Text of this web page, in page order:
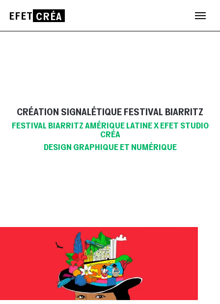
CRÉATION SIGNALÉTIQUE FESTIVAL BIARRITZ
FESTIVAL BIARRITZ AMÉRIQUE LATINE X EFET STUDIO
CRÉA
DESIGN GRAPHIQUE ET NUMÉRIQUE
EFET CRÉA